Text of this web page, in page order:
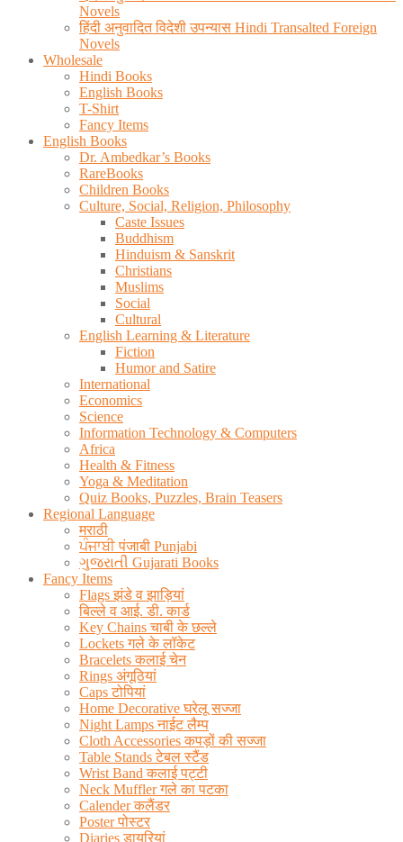
Novels
हिंदी अनुवादित विदेशी उपन्यास Hindi Transalted Foreign
Novels
Wholesale
Hindi Books
English Books
T-Shirt
Fancy Items
English Books
Dr. Ambedkar’s Books
RareBooks
Children Books
Culture, Social, Religion, Philosophy
Caste Issues
Buddhism
Hinduism & Sanskrit
Christians
Muslims
Social
Cultural
English Learning & Literature
Fiction
Humor and Satire
International
Economics
Science
Information Technology & Computers
Africa
Health & Fitness
Yoga & Meditation
Quiz Books, Puzzles, Brain Teasers
Regional Language
मराठी
ਪੰਜਾਬੀ पंजाबी Punjabi
ગુજરાતી Gujarati Books
Fancy Items
Flags झंडे व झाड़ियां
बिल्ले व आई. डी. कार्ड
Key Chains चाबी के छल्ले
Lockets गले के लॉकेट
Bracelets कलाई चेन
Rings अंगूठियां
Caps टोपियां
Home Decorative घरेलू सज्जा
Night Lamps नाईट लैम्प
Cloth Accessories कपड़ों की सज्जा
Table Stands टेबल स्टैंड
Wrist Band कलाई पट्टी
Neck Muffler गले का पटका
Calender कलैंडर
Poster पोस्टर
Diaries डायरियां